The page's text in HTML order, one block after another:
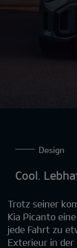
Design
Cool.
Trotz seiner
Kia Picanto
jede Fahrt zu
Exterieur in der